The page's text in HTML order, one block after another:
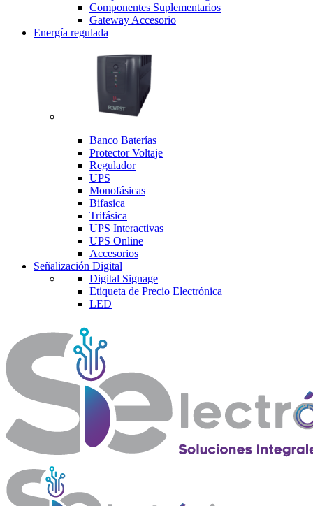
Componentes Suplementarios
Gateway Accesorio
Energía regulada
Banco Baterías
Protector Voltaje
Regulador
UPS
Monofásicas
Bifasica
Trifásica
UPS Interactivas
UPS Online
Accesorios
Señalización Digital
Digital Signage
Etiqueta de Precio Electrónica
LED